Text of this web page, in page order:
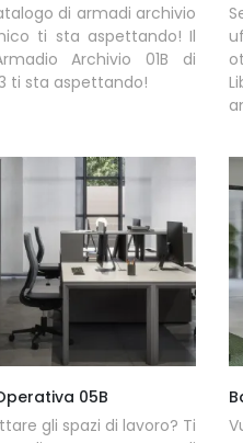
di armadi archivio
ti sta aspettando! Il
Archivio 01B di
ti sta aspettando!
05B
gli spazi di lavoro? Ti